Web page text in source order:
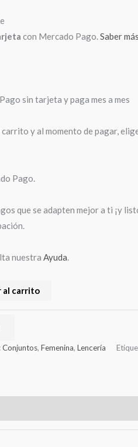
con Mercado Pago.Saber más
sin tarjeta y paga mes a mes
y al momento de pagar,
Pago.
que se adapten mejor a ti ¡y
nuestra Ayuda
al carrito
Conjuntos,Femenina,Lencería